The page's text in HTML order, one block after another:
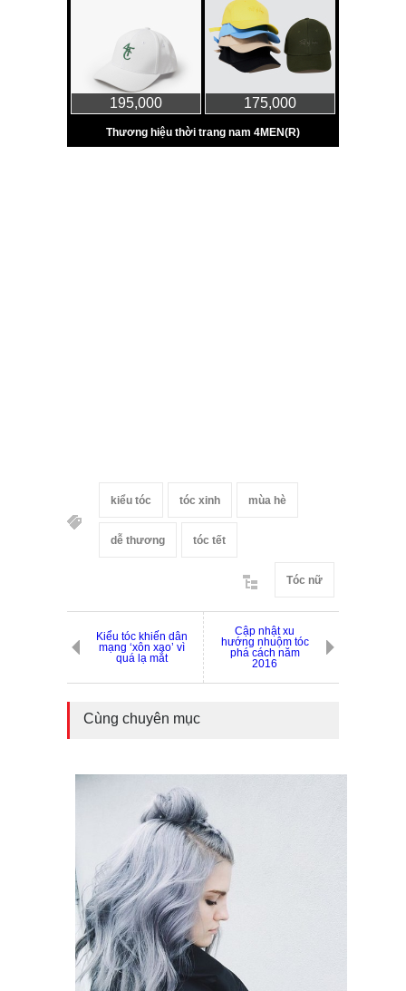
kiểu tóc tóc xinh mùa hè
dễ thương tóc tết
Tóc nữ
Kiểu tóc khiến dân
mạng ‘xôn xao’ vì
quá lạ mắt
Cập nhật xu
hướng nhuộm tóc
phá cách năm
2016
Cùng chuyên mục